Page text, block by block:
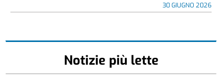
30 GIUGNO 2026
Notizie più lette